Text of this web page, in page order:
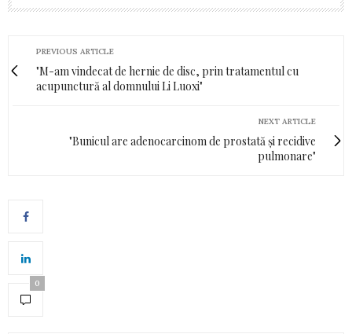
PREVIOUS ARTICLE
"M-am vindecat de hernie de disc, prin tratamentul cu
acupunctură al domnului Li Luoxi"
NEXT ARTICLE
"Bunicul are adenocarcinom de prostată și recidive
pulmonare"
0